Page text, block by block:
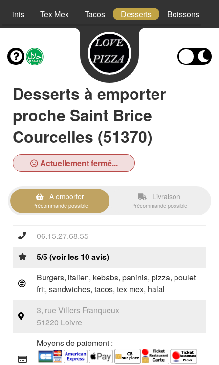
Tex Mex Tacos Desserts Boissons
Desserts à emporter
proche Saint Brice
Courcelles (51370)
Actuellement fermé...
À emporter
Précommande possible
Livraison
Précommande possible
06.15.27.68.55
5/5 (voir les 10 avis)
Burgers, italien, kebabs, paninis, pizza, poulet
frit, sandwiches, tacos, tex mex, halal
3, rue Villers Franqueux
51220 Loivre
Moyens de paiement :